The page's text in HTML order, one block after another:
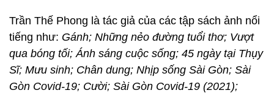
Trần Thế Phong là tác giả của các tập sách ảnh nổi
tiếng như: Gánh; Những nẻo đường tuổi thơ; Vượt
qua bóng tối; Ánh sáng cuộc sống; 45 ngày tại Thụy
Sĩ; Mưu sinh; Chân dung; Nhịp sống Sài Gòn; Sài
Gòn Covid-19; Cười; Sài Gòn Covid-19 (2021);